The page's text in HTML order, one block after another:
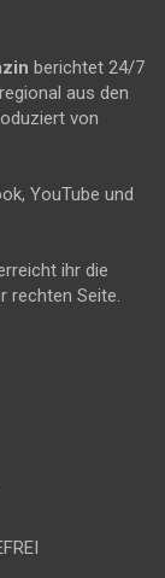
berichtet 24/7
aus den
von
YouTube und
ihr die
rechten Seite.